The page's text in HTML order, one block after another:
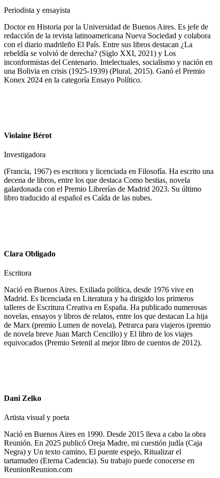
Periodista y ensayista
Doctor en Historia por la Universidad de Buenos Aires. Es jefe de
redacción de la revista latinoamericana Nueva Sociedad y colabora
con el diario madrileño El País. Entre sus libros destacan ¿La
rebeldía se volvió de derecha? (Siglo XXI, 2021) y Los
inconformistas del Centenario. Intelectuales, socialismo y nación en
una Bolivia en crisis (1925-1939) (Plural, 2015). Ganó el Premio
Konex 2024 en la categoría Ensayo Político.
Violaine Bérot
Investigadora
(Francia, 1967) es escritora y licenciada en Filosofía. Ha escrito una
decena de libros, entre los que destaca Como bestias, novela
galardonada con el Premio Librerías de Madrid 2023. Su último
libro traducido al español es Caída de las nubes.
Clara Obligado
Escritora
Nació en Buenos Aires. Exiliada política, desde 1976 vive en
Madrid. Es licenciada en Literatura y ha dirigido los primeros
talleres de Escritura Creativa en España. Ha publicado numerosas
novelas, ensayos y libros de relatos, entre los que destacan La hija
de Marx (premio Lumen de novela), Petrarca para viajeros (premio
de novela breve Juan March Cencillo) y El libro de los viajes
equivocados (Premio Setenil al mejor libro de cuentos de 2012).
Dani Zelko
Artista visual y poeta
Nació en Buenos Aires en 1990. Desde 2015 lleva a cabo la obra
Reunión. En 2025 publicó Oreja Madre, mi cuestión judía (Caja
Negra) y Un texto camino, El puente espejo, Ritualizar el
tartamudeo (Eterna Cadencia). Su trabajo puede conocerse en
ReunionReunion.com